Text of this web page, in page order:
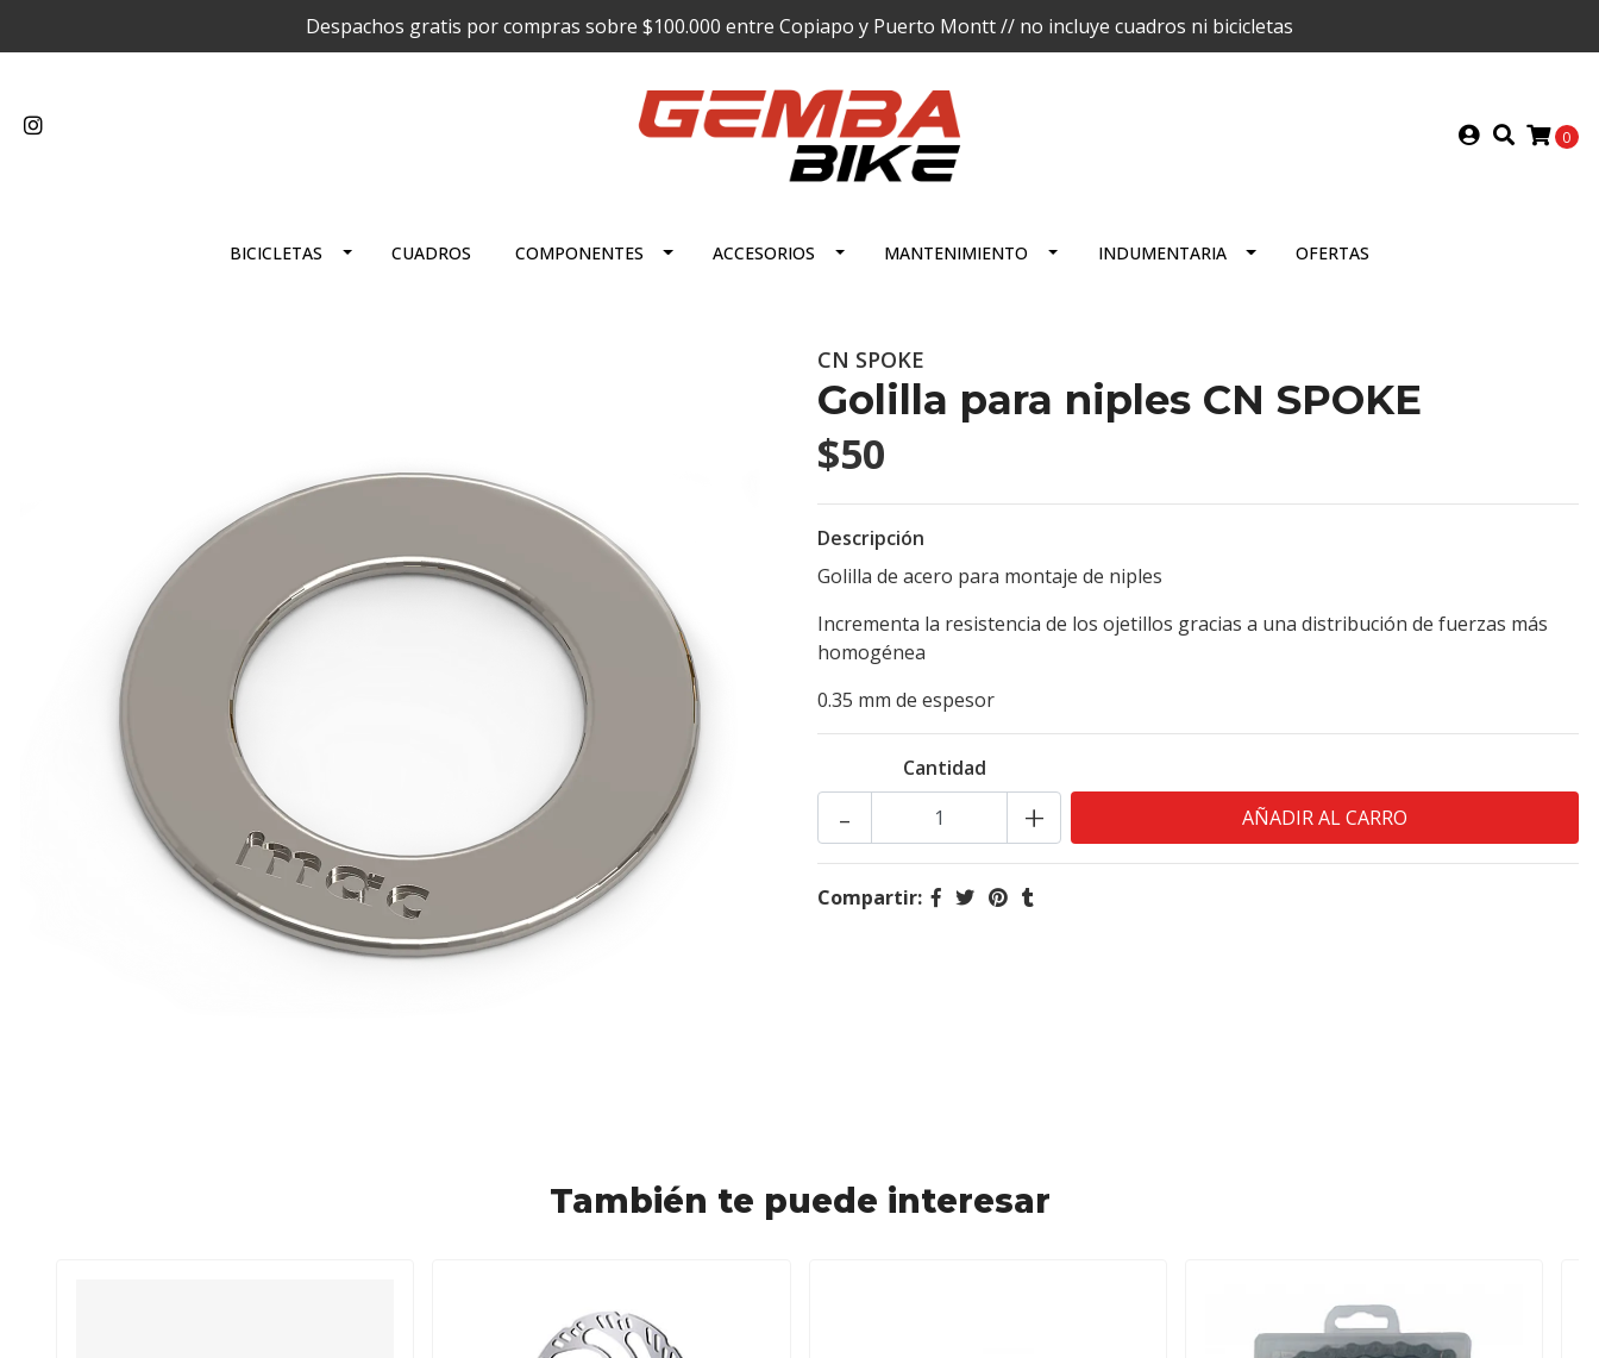
Despachos gratis por compras sobre $100.000 entre Copiapo y Puerto Montt // no incluye cuadros ni bicicletas
0
BICICLETAS CUADROS COMPONENTES ACCESORIOS MANTENIMIENTO INDUMENTARIA OFERTAS
CN SPOKE
Golilla para niples CN SPOKE
$50
Descripción
Golilla de acero para montaje de niples
Incrementa la resistencia de los ojetillos gracias a una distribución de fuerzas más
homogénea
0.35 mm de espesor
Cantidad
+
-
Compartir:
También te puede interesar